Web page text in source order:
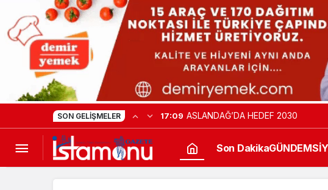
SON GELIŞMELER 17:09 ASLANDAĞ’DA HEDEF 2030
Son DakikaGÜNDEM